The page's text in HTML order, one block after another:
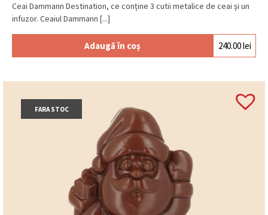
Ceai Dammann Destination, ce conține 3 cutii metalice de ceai și un
infuzor. Ceaiul Dammann [...]
Adaugă în coș 240.00lei
FARA STOC